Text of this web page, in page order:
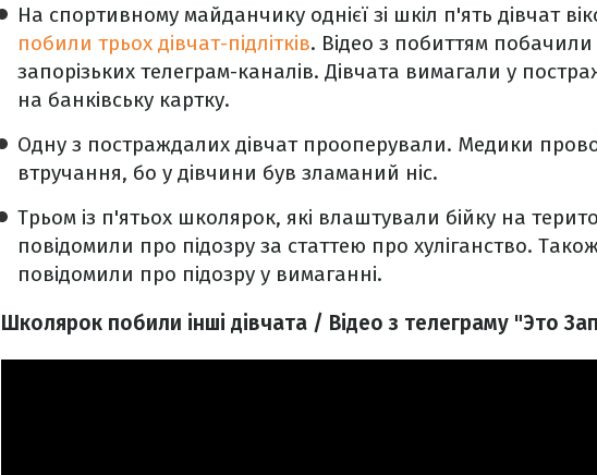
На спортивному майданчику однієї зі шкіл п'ять дівчат
побили трьох дівчат-підлітків. Відео з побиттям побачили
запорізьких телеграм-каналів. Дівчата вимагали у
на банківську картку.
Одну з постраждалих дівчат прооперували. Медики
втручання, бо у дівчини був зламаний ніс.
Трьом із п'ятьох школярок, які влаштували бійку на
повідомили про підозру за статтею про хуліганство.
повідомили про підозру у вимаганні.
Школярок побили інші дівчата / Відео з телеграму "Это